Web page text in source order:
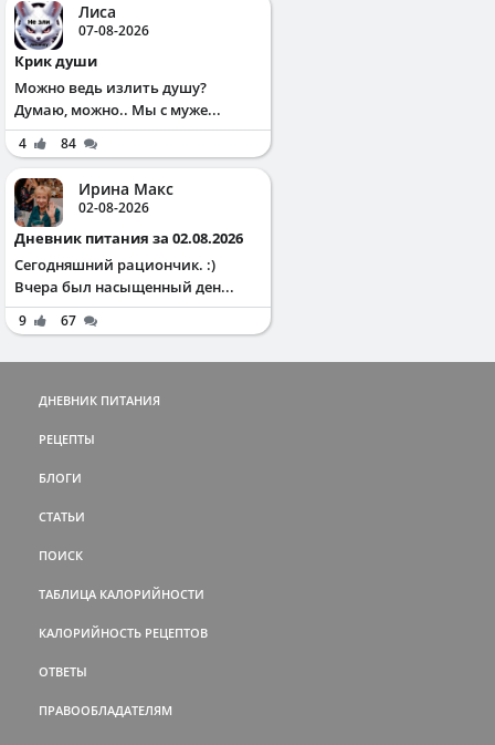
Лиса
07-08-2026
Крик души
Можно ведь излить душу?
Думаю, можно.. Мы с муже...
4 84
Ирина Макс
02-08-2026
Дневник питания за 02.08.2026
Сегодняшний рациончик. :)
Вчера был насыщенный ден...
9 67
ДНЕВНИК ПИТАНИЯ
РЕЦЕПТЫ
БЛОГИ
СТАТЬИ
ПОИСК
ТАБЛИЦА КАЛОРИЙНОСТИ
КАЛОРИЙНОСТЬ РЕЦЕПТОВ
ОТВЕТЫ
ПРАВООБЛАДАТЕЛЯМ